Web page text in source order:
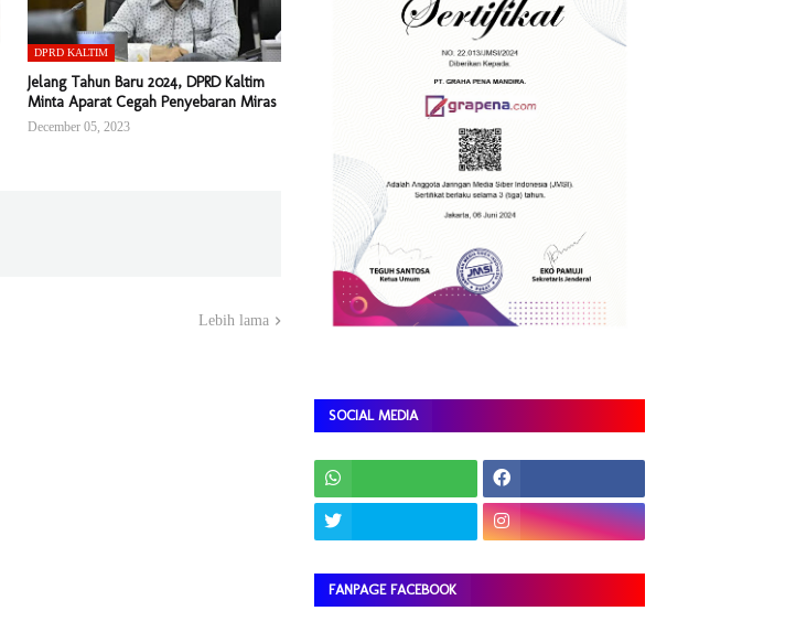
DPRD KALTIM
Jelang Tahun Baru 2024, DPRD Kaltim
Minta Aparat Cegah Penyebaran Miras
December 05, 2023
Lebih lama
SOCIAL MEDIA
FANPAGE FACEBOOK